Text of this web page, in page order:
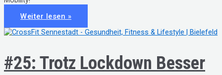
#56:
QUICK
FIXES
FÜR
Weiter lesen »
#25: Trotz Lockdown Besser